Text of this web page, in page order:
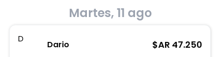
Martes, 11 ago
D
Dario $AR 47.250